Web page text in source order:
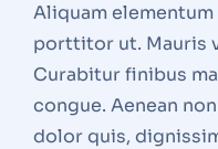
Aliquam
porttitor ut. Mauris
Curabitur finibus
congue. Aenean
dolor quis,